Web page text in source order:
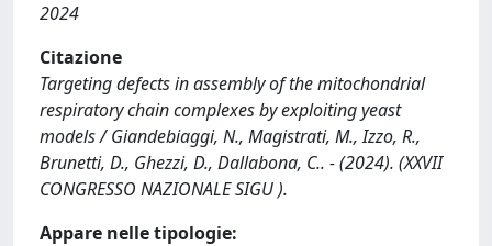
2024
Citazione
Targeting defects in assembly of the mitochondrial
respiratory chain complexes by exploiting yeast
models / Giandebiaggi, N., Magistrati, M., Izzo, R.,
Brunetti, D., Ghezzi, D., Dallabona, C.. - (2024). (XXVII
CONGRESSO NAZIONALE SIGU ).
Appare nelle tipologie: